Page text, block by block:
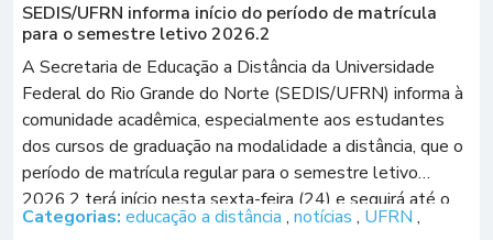
SEDIS/UFRN informa início do período de matrícula
para o semestre letivo 2026.2
A Secretaria de Educação a Distância da Universidade
Federal do Rio Grande do Norte (SEDIS/UFRN) informa à
comunidade acadêmica, especialmente aos estudantes
dos cursos de graduação na modalidade a distância, que o
período de matrícula regular para o semestre letivo
2026.2 terá início nesta sexta-feira (24) e seguirá até o
dia 31 de julho. Durante […]
Categorias: educação a distância , notícias , UFRN ,